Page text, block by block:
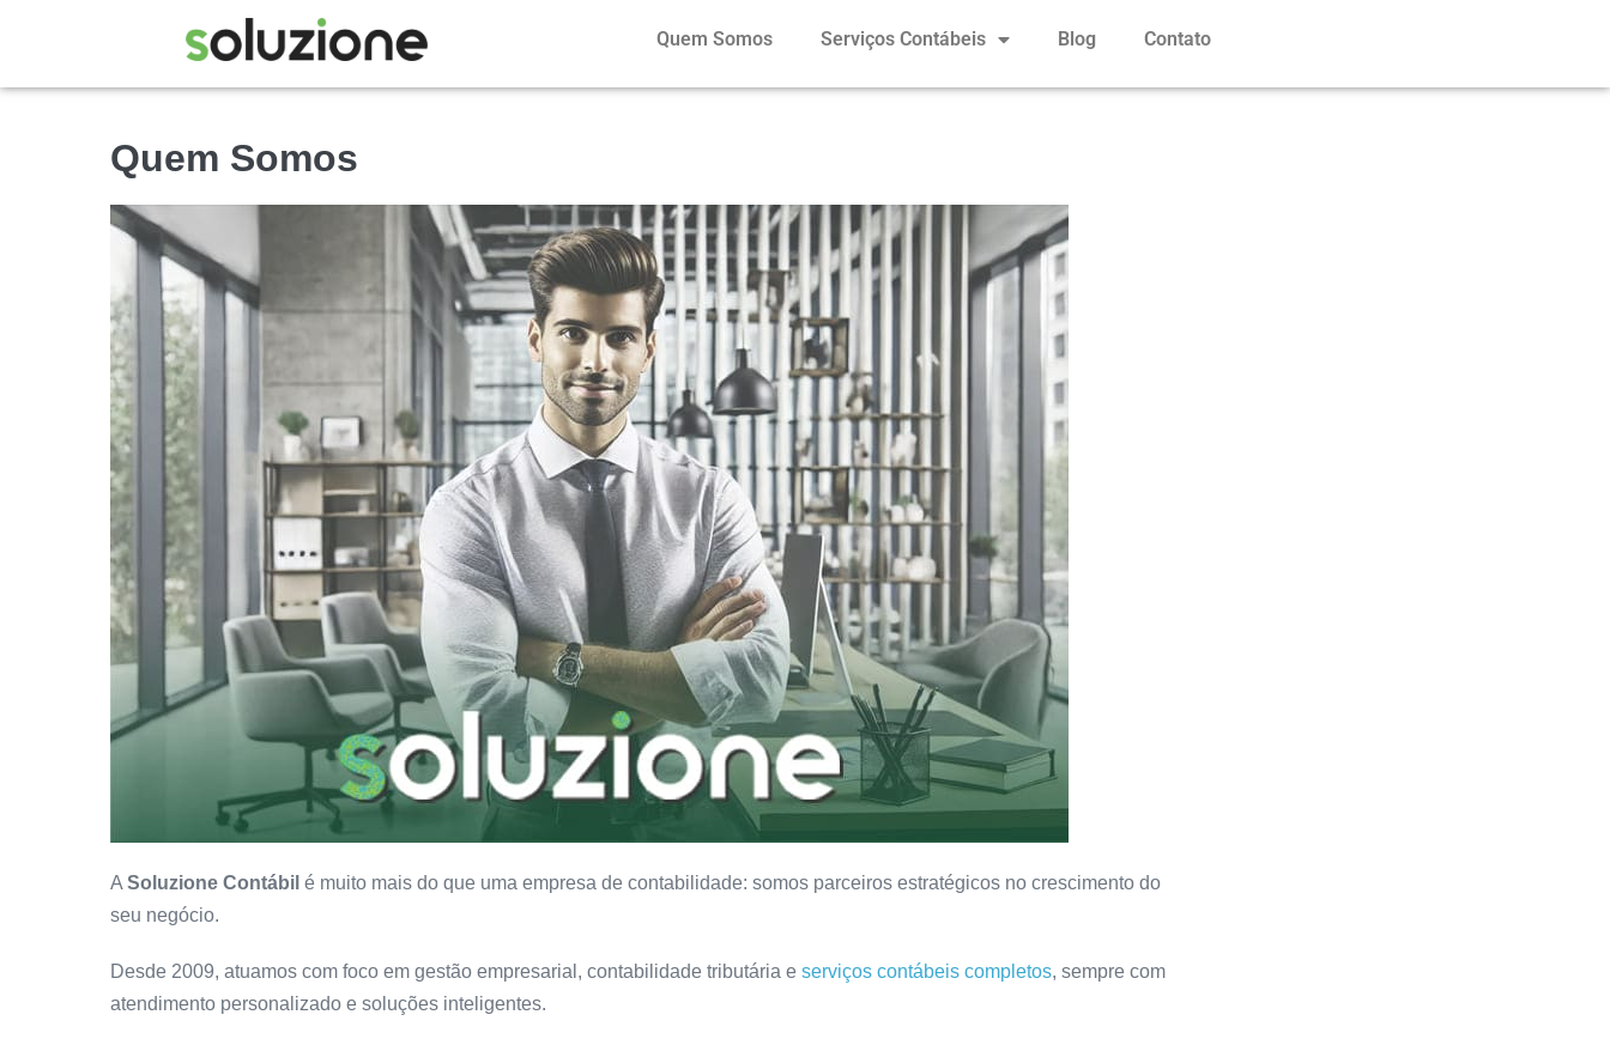
Quem Somos Serviços Contábeis Blog Contato
Quem Somos
A Soluzione Contábil é muito mais do que uma empresa de contabilidade: somos parceiros estratégicos no crescimento do
seu negócio.
Desde 2009, atuamos com foco em gestão empresarial, contabilidade tributária e serviços contábeis completos, sempre com
atendimento personalizado e soluções inteligentes.